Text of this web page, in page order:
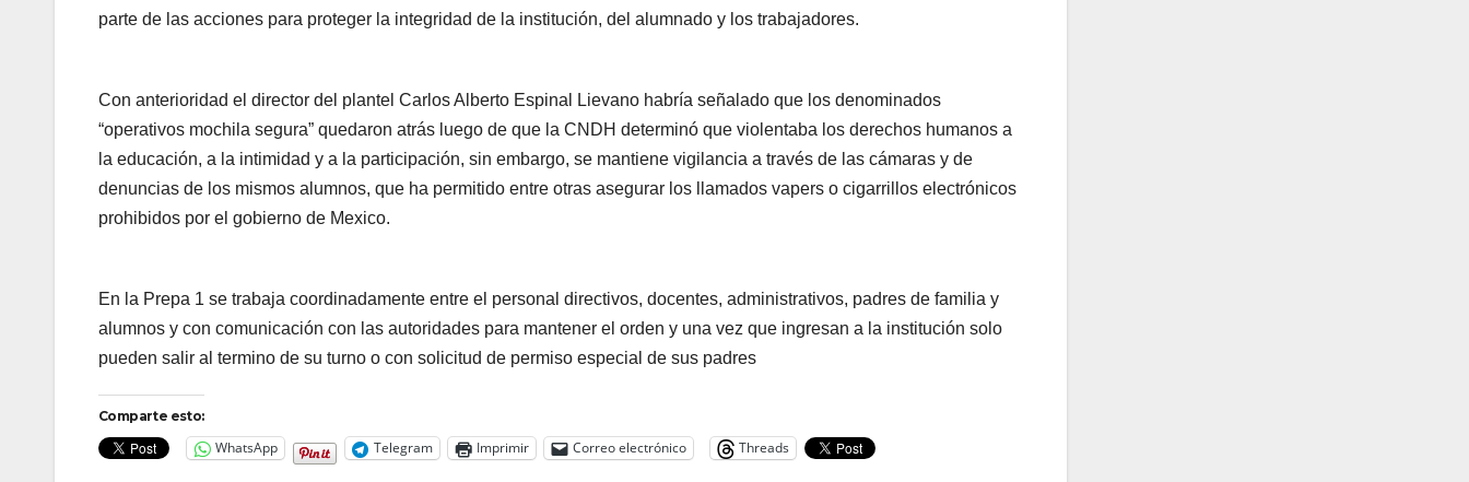
parte de las acciones para proteger la integridad de la institución, del alumnado y los trabajadores.
Con anterioridad el director del plantel Carlos Alberto Espinal Lievano habría señalado que los denominados
“operativos mochila segura” quedaron atrás luego de que la CNDH determinó que violentaba los derechos humanos a
la educación, a la intimidad y a la participación, sin embargo, se mantiene vigilancia a través de las cámaras y de
denuncias de los mismos alumnos, que ha permitido entre otras asegurar los llamados vapers o cigarrillos electrónicos
prohibidos por el gobierno de Mexico.
En la Prepa 1 se trabaja coordinadamente entre el personal directivos, docentes, administrativos, padres de familia y
alumnos y con comunicación con las autoridades para mantener el orden y una vez que ingresan a la institución solo
pueden salir al termino de su turno o con solicitud de permiso especial de sus padres
Comparte esto:
WhatsApp Telegram Imprimir Correo electrónico Threads